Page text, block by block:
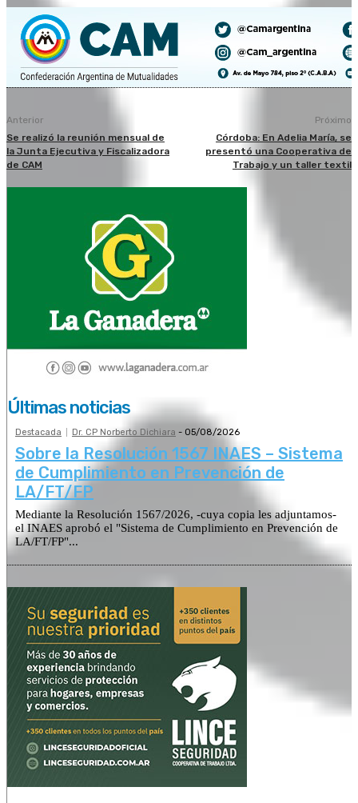
Anterior
Se realizó la reunión mensual de
la Junta Ejecutiva y Fiscalizadora
de CAM
Próximo
Córdoba: En Adelia María, se
presentó una Cooperativa de
Trabajo y un taller textil
Últimas noticias
Destacada Dr. CP Norberto Dichiara - 05/08/2026
Sobre la Resolución 1567 INAES – Sistema
de Cumplimiento en Prevención de
LA/FT/FP
Mediante la Resolución 1567/2026, -cuya copia les adjuntamos-
el INAES aprobó el "Sistema de Cumplimiento en Prevención de
LA/FT/FP"...